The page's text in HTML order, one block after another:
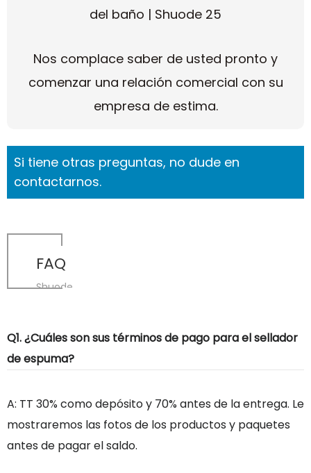
Nos complace saber de usted pronto y
comenzar una relación comercial con su
empresa de estima.
Si tiene otras preguntas, no dude en
contactarnos.
FAQ
Shuode
Q1. ¿Cuáles son sus términos de pago para el sellador
de espuma?
A: TT 30% como depósito y 70% antes de la entrega. Le
mostraremos las fotos de los productos y paquetes
antes de pagar el saldo.